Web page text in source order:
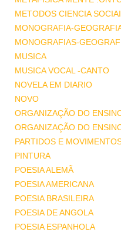
METODOS CIENCIA
MONOGRAFIA-
MONOGRAFIAS-
MUSICA
MUSICA VOCAL -CANTO
NOVELA EM DIARIO
NOVO
ORGANIZAÇÃO DO
ORGANIZAÇÃO DO
PARTIDOS E
PINTURA
POESIA ALEMÃ
POESIA AMERICANA
POESIA BRASILEIRA
POESIA DE ANGOLA
POESIA ESPANHOLA